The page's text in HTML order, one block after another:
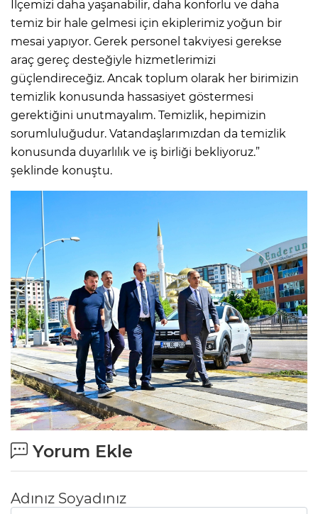
İlçemizi daha yaşanabilir, daha konforlu ve daha
temiz bir hale gelmesi için ekiplerimiz yoğun bir
mesai yapıyor. Gerek personel takviyesi gerekse
araç gereç desteğiyle hizmetlerimizi
güçlendireceğiz. Ancak toplum olarak her birimizin
temizlik konusunda hassasiyet göstermesi
gerektiğini unutmayalım. Temizlik, hepimizin
sorumluluğudur. Vatandaşlarımızdan da temizlik
konusunda duyarlılık ve iş birliği bekliyoruz.”
şeklinde konuştu.
Yorum Ekle
Adınız Soyadınız